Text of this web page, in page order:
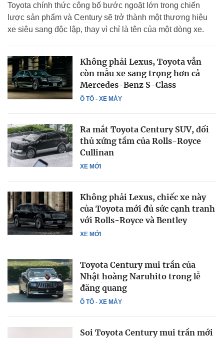
Toyota chính thức công bố bước ngoặt lớn trong chiến
lược sản phẩm và Century sẽ trở thành một thương hiệu
xe siêu sang độc lập, thay vì chỉ là tên của một dòng xe.
Ô TÔ - XE MÁY
Không phải Lexus, Toyota vẫn
còn mẫu xe sang trọng hơn cả
Mercedes-Benz S-Class
XE MỚI
Ra mắt Toyota Century SUV, đối
thủ xứng tầm của Rolls-Royce
Cullinan
XE MỚI
Không phải Lexus, chiếc xe này
của Toyota mới đủ sức cạnh tranh
với Rolls-Royce và Bentley
Ô TÔ - XE MÁY
Toyota Century mui trần của
Nhật hoàng Naruhito trong lễ
đăng quang
Soi Toyota Century mui trần mới